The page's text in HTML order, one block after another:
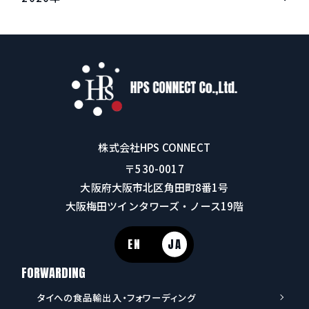
の密着度が問われる領域では、フォワーダーや専門3PLの強みが
まだ十分に活きる。どこで差別化するかを今から明確にしておく
ことが、生き残りへの鍵となる。 ASCSの登場は、物流業界が
者にとっては専門性の再定義が急務だ。貴社のサプライチェーン
戦略や物流パートナー選定についてお悩みの方は、ぜひHPS
CONNECTにご相談ください。国際輸送・通関・3PL選定など、
貴社の課題に合わせた最適な解決策をご提案します。
発が発生。鎮火したものの船は航行不能の状態となった。韓国籍
船員6人を含む乗員24名全員の無事は確認されており、外部から
の攻撃を受けた可能性が高いとして詳細が調査中だ。 日本の物
場合、以下の影響が複合的に発生する可能性がある。 | 影響領域 |
想定されるリスク ||---|---|| エネルギーコスト | 原油・LNGの調達
コスト上昇 || リードタイム | 迂回航路によるリードタイム延長 ||
保険 | 海上保険料（戦争リスク特約）の急騰 || 運賃・スペース |
スペース逼迫と運賃の乱高下 | CMA CGMのような大手船社の船
舶が実際に攻撃を受けているという事実は、「我々の荷物は大丈
夫か」という荷主からの問い合わせが増加することを意味する。
今のうちに保険条件と船社の運航方針を確認しておくことが不可
欠だ。 今すぐ取るべき3つの行動 複数の軍事的事案と制度的な管
理体制の変化が同時進行するホルムズ海峡情勢は、2024年の紅海
記録している。西岸向けは3月以降2,000ドル台半ばで推移してお
り、EFS（緊急燃料サーチャージ）の導入も価格上昇を後押しす
る形となっている。 SC水準とスポットの差（西岸ベース）：約
先送りにしたコストが今まさに顕在化している。 航路再編の動
き：ONEとCMA CGM 運賃交渉と並行して、主要船社による航路
再編も注目される。 ONE（日本郵船・商船三井・川崎汽船の統合
会社）：- 北欧州と北米西岸のサービスを分離- 北米西岸は日本と
のシャトルサービス「PS1」に改編- 北欧州向けは母船寄港を取
りやめ、釜山接続に変更- 改編に伴い他社へのスロット提供を一
部絞り込み CMA CGM：- 4月より日本発北欧州向け直航「OCR」
を新設- 5月より北米西岸サービス「EX1」の往航日本寄港を開始-
日本発北米西岸の直航便は、FP1が事実上PS1へ改編となる一
方、EX1の追加により2便体制へ移行 荷主・フォワーダーが今す
株式会社HPS CONNECT
〒530-0017
大阪府大阪市北区角田町8番1号
大阪梅田ツインタワーズ・ノース19階
EN JA
FORWARDING
タイへの食品輸出入・フォワーディング